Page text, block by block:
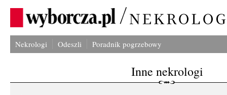
Nekrologi Odeszli Poradnik pogrzebowy
Inne nekrologi